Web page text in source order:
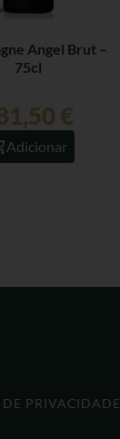
Angel Brut –
75cl
€
Adicionar
PRIVACIDADE